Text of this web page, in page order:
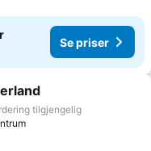
Se priser
i favoritter
tilgjengelig